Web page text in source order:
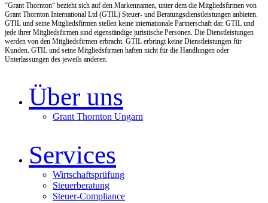
“Grant Thornton“ bezieht sich auf den Markennamen, unter dem die Mitgliedsfirmen von
Grant Thornton International Ltd (GTIL) Steuer- und Beratungsdienstleistungen anbieten.
GTIL und seine Mitgliedsfirmen stellen keine internationale Partnerschaft dar. GTIL und
jede ihrer Mitgliedsfirmen sind eigenständige juristische Personen. Die Dienstleistungen
werden von den Mitgliedsfirmen erbracht. GTIL erbringt keine Dienstleistungen für
Kunden. GTIL und seine Mitgliedsfirmen haften nicht für die Handlungen oder
Unterlassungen des jeweils anderen.
Über uns
Grant Thornton Ungarn
Services
Wirtschaftsprüfung
Steuerberatung
Steuer-Compliance